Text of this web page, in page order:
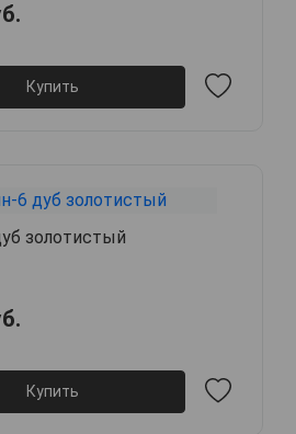
Купить
золотистый
Купить